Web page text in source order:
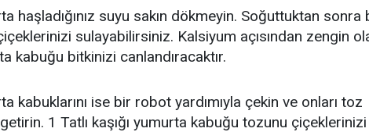
haşladığınız suyu sakın dökmeyin. Soğuttuktan sonra
sulayabilirsiniz. Kalsiyum açısından zengin
kabuğu bitkinizi canlandıracaktır.
kabuklarını ise bir robot yardımıyla çekin ve onları toz
1 Tatlı kaşığı yumurta kabuğu tozunu çiçeklerinizi